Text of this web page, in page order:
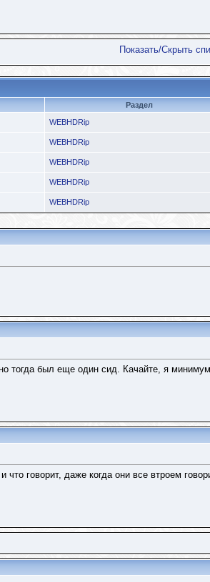
Показать/Скрыть
Раздел
WEBHDRip
WEBHDRip
WEBHDRip
WEBHDRip
WEBHDRip
тогда был еще один сид. Качайте, я
говорит, даже когда они все втроем